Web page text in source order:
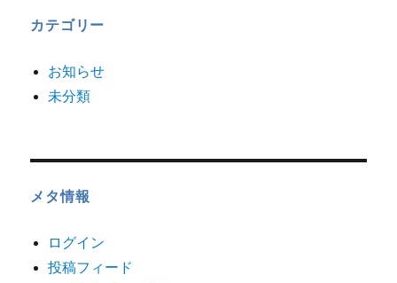
カテゴリー
お知らせ
未分類
メタ情報
ログイン
投稿フィード